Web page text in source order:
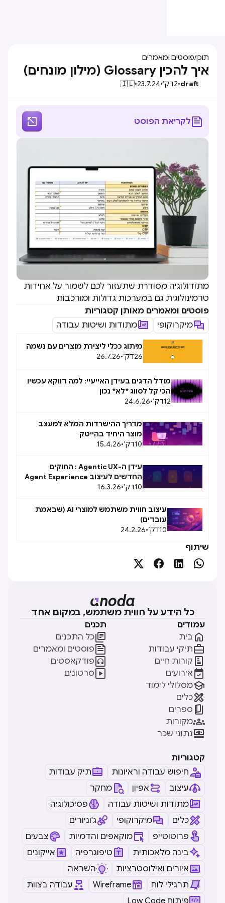
תוכן/פוסטים ומאמרים
איך להכין Glossary (מילון מונחים)
draft
•
2דק׳•
23.7.24
•
🇮🇱
לקריאת הפוסט 
מתודולוגיה מסודרת שתעזור לכם לשמור על אחידות
טרמינולוגית גם במערכות גדולות ומורכבות
פוסטים ומאמרים מאותן קטגוריות
מיקרוקופי
מתודות ושיטות עבודה
מיתוג ככלי ליצירת מוצרים עם נשמה
26דק׳•
26.7.26
מודל הדגים בעידן האייעיי: למה דווקא עכשיו
הכי קל לסווג *לא* נכון
12דק׳•
24.6.26
מדריך ההישרדות המלא למעצב
מוצר היחיד בהייטק
10דק׳•
15.4.26
עידן ה-Agentic UX : החוקים
החדשים לעיצוב Agent Experience
(AX)
10דק׳•
16.3.26
עיצוב חווית משתמש למוצרי AI (שבאמת
עובדים)
10דק׳•
24.2.26
שיתוף




כל הידע על חווית משתמש, במקום אחד
עמודים
בית 
תיקי עבודות
קורות חיים 
אירועים 
מסלולי לימוד
כלים
ספרים 
מקורות
נתוני שכר
תכנים
כל התכנים
פוסטים ומאמרים
פודקאסטים 
סרטונים 
קטגוריות
חיפוש עבודה וראיונות
תיק עבודות
עיצוב
אפיון
מחקר
מתודות ושיטות עבודה
פסיכולוגיה
כלים
מיקרוקופי
ג'וניורים
פרוטוטייפ
מוקאפים והדמיות
צבעים
בינה מלאכותית
טיפוגרפיה
אייקונים
איורים ואילוסטרציות
השראה
תרגילי לוח
Wireframe
עבודה בצוות